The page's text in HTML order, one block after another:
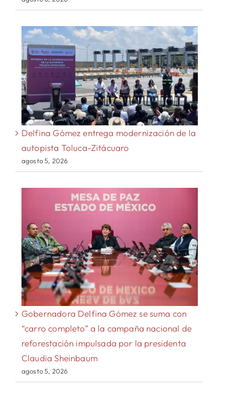
Delfina Gómez entrega modernización de la
autopista Toluca-Zitácuaro
agosto 5, 2026
Gobernadora Delfina Gómez se suma con
“carro completo” a la campaña nacional de
reforestación impulsada por la presidenta
Claudia Sheinbaum
agosto 5, 2026